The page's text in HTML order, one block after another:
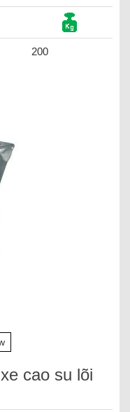
200
cao su lõi